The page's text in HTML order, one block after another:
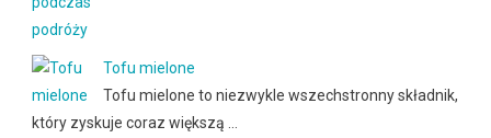
Tofu mielone
Tofu mielone to niezwykle wszechstronny składnik,
który zyskuje coraz większą …